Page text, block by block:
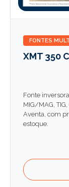
FONTES
XMT 350
Fonte
MIG/MAG,
Aventa, com
estoque.